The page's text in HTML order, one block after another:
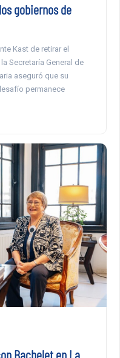
gobiernos de
Kast de retirar el
Secretaría General de
aseguró que su
permanece
Bachelet en La